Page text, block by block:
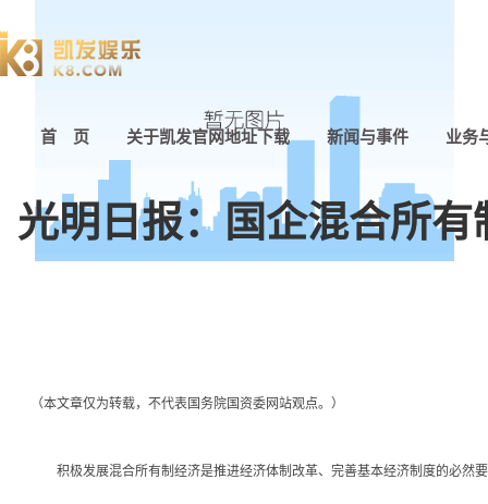
首 页 关于凯发官网地址下载 新闻与事件 业务
光明日报：国企混合所
（本文章仅为转载，不代表国务院国资委网站观点。）
积极发展混合所有制经济是推进经济体制改革、完善基本经济制度的必然